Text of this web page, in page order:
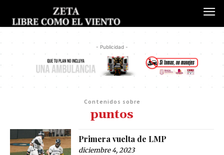
- Publicidad -
Contenidos sobre
puntos
Primera vuelta de LMP
diciembre 4, 2023